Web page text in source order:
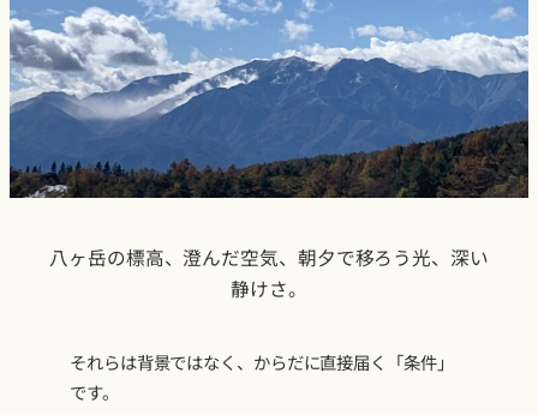
八ヶ岳の標高、澄んだ空気、朝夕で移ろう光、深い
静けさ。
それらは背景ではなく、からだに直接届く「条件」
です。